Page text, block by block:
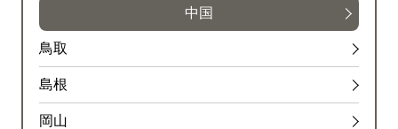
中国
鳥取
島根
岡山